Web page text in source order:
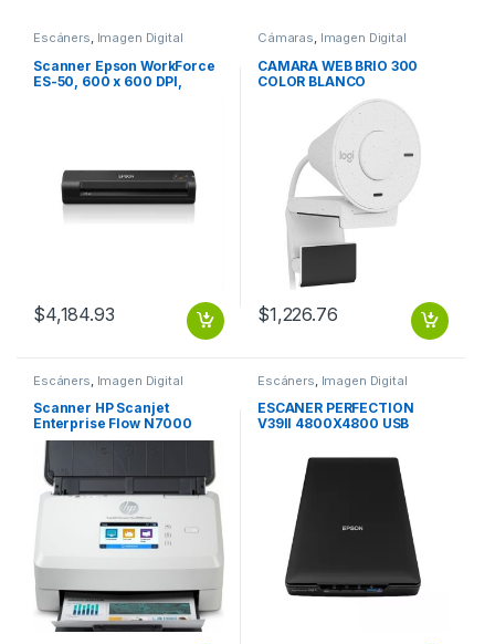
Escáners, Imagen Digital
Scanner Epson WorkForce
ES-50, 600 x 600 DPI,
$4,184.93
Cámaras, Imagen Digital
CAMARA WEB BRIO 300
COLOR BLANCO
$1,226.76
Escáners, Imagen Digital
Scanner HP Scanjet
Enterprise Flow N7000
snw1, 600 x 600DPI,
Escáner Color, Escaneado
Dúplex, USB 3.2, Blanco
N7000 SNW1
Escáners, Imagen Digital
ESCANER PERFECTION
V39II 4800X4800 USB